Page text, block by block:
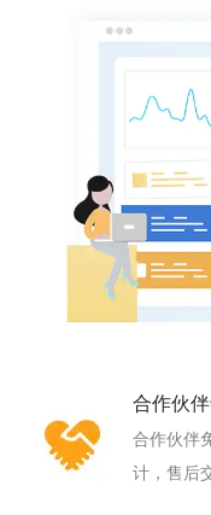
合作伙
合作伙伴
计，售后